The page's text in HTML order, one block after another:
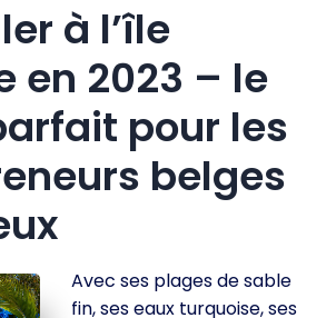
à l’île
en 2023 – le
pour les
belges
Avec ses plages de sable
fin, ses eaux turquoise, ses